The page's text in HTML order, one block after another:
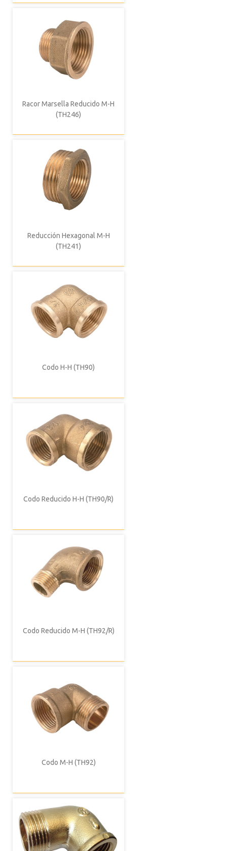
Racor Marsella Reducido M-H
(TH246)
Reducción Hexagonal M-H
(TH241)
Codo H-H (TH90)
Codo Reducido H-H (TH90/R)
Codo Reducido M-H (TH92/R)
Codo M-H (TH92)